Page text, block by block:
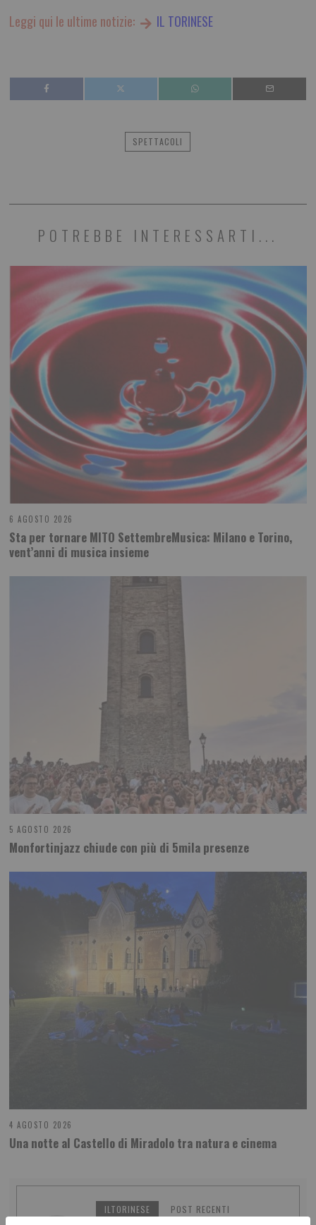
Leggi qui le ultime notizie: IL TORINESE
SPETTACOLI
POTREBBE INTERESSARTI...
6 AGOSTO 2026
Sta per tornare MITO SettembreMusica: Milano e Torino,
vent’anni di musica insieme
5 AGOSTO 2026
Monfortinjazz chiude con più di 5mila presenze
4 AGOSTO 2026
Una notte al Castello di Miradolo tra natura e cinema
ILTORINESE POST RECENTI